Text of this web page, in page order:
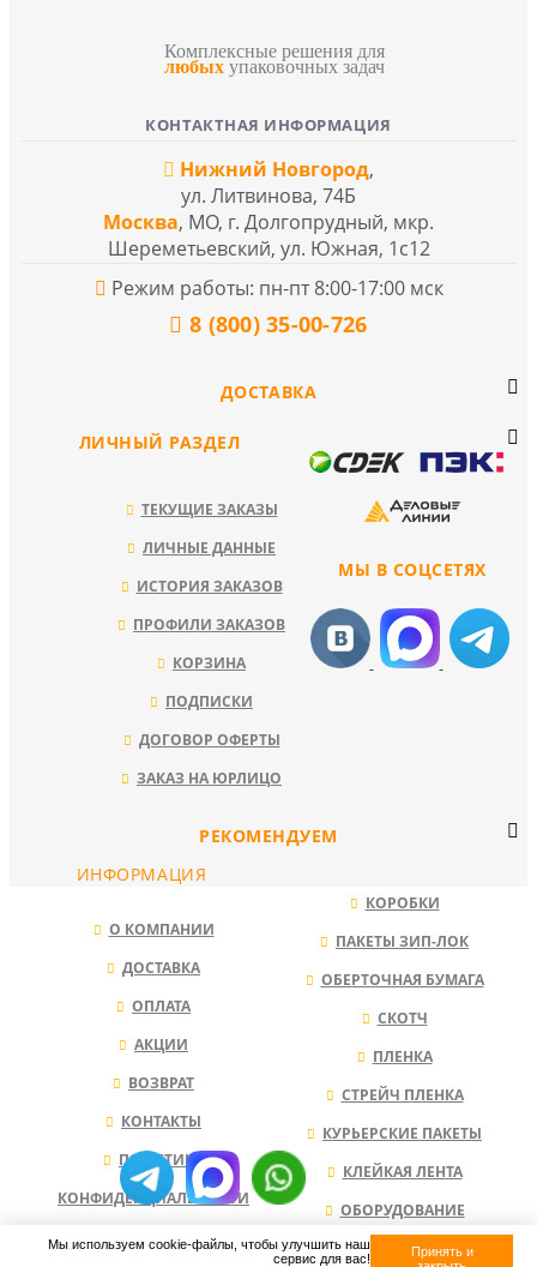
Комплексные решения для
любых упаковочных задач
КОНТАКТНАЯ ИНФОРМАЦИЯ
Нижний Новгород,
ул. Литвинова, 74Б
Москва, МО, г. Долгопрудный, мкр.
Шереметьевский, ул. Южная, 1с12
Режим работы: пн-пт 8:00-17:00 мск
8 (800) 35-00-726
ДОСТАВКА
МЫ В СОЦСЕТЯХ
ЛИЧНЫЙ РАЗДЕЛ
ТЕКУЩИЕ ЗАКАЗЫ
ЛИЧНЫЕ ДАННЫЕ
ИСТОРИЯ ЗАКАЗОВ
ПРОФИЛИ ЗАКАЗОВ
КОРЗИНА
ПОДПИСКИ
ДОГОВОР ОФЕРТЫ
ЗАКАЗ НА ЮРЛИЦО
РЕКОМЕНДУЕМ
КОРОБКИ
ПАКЕТЫ ЗИП-ЛОК
ОБЕРТОЧНАЯ БУМАГА
СКОТЧ
ПЛЕНКА
СТРЕЙЧ ПЛЕНКА
КУРЬЕРСКИЕ ПАКЕТЫ
КЛЕЙКАЯ ЛЕНТА
ОБОРУДОВАНИЕ
НАПОЛНИТЕЛЬ ДЛЯ КОРОБОК
ИНФОРМАЦИЯ
О КОМПАНИИ
ДОСТАВКА
ОПЛАТА
АКЦИИ
ВОЗВРАТ
КОНТАКТЫ
ПОЛИТИКА
КОНФИДЕНЦИАЛЬНОСТИ
Мы используем cookie-файлы, чтобы улучшить наш
сервис для вас!
Принять и